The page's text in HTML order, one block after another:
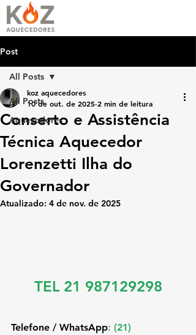
Post
All Posts
Aquecedores
All Posts
Conserto e Assistência
Técnica Aquecedor
Lorenzetti Ilha do
Governador
koz aquecedores
10 de out. de 2025 2 min de leitura
Atualizado: 4 de nov. de 2025
TEL 21 987129298
Telefone / WhatsApp: (21)